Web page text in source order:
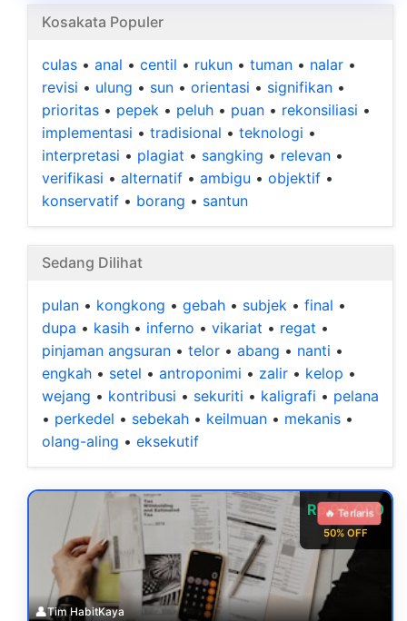
Kosakata Populer
culas • anal • centil • rukun • tuman • nalar •
revisi • ulung • sun • orientasi • signifikan •
prioritas • pepek • peluh • puan • rekonsiliasi •
implementasi • tradisional • teknologi •
interpretasi • plagiat • sangking • relevan •
verifikasi • alternatif • ambigu • objektif •
konservatif • borang • santun
Sedang Dilihat
pulan • kongkong • gebah • subjek • final •
dupa • kasih • inferno • vikariat • regat •
pinjaman angsuran • telor • abang • nanti •
engkah • setel • antroponimi • zalir • kelop •
wejang • kontribusi • sekuriti • kaligrafi • pelana
• perkedel • sebekah • keilmuan • mekanis •
olang-aling • eksekutif
Rp 99.000
50% OFF
🔥 Terlaris
👤Tim HabitKaya